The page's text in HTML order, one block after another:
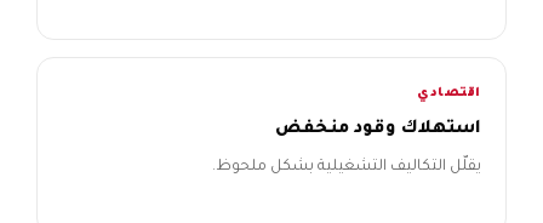
اقتصادي
استهلاك وقود منخفض
يقلّل التكاليف التشغيلية بشكل ملحوظ.